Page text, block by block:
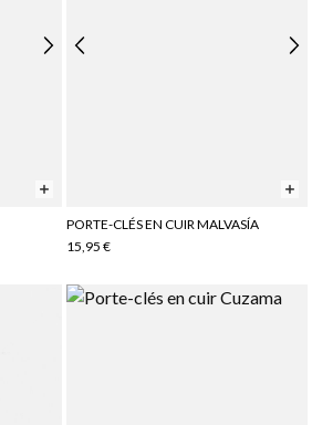
PORTE-CLÉS EN CUIR MALVASÍA
15,95 €